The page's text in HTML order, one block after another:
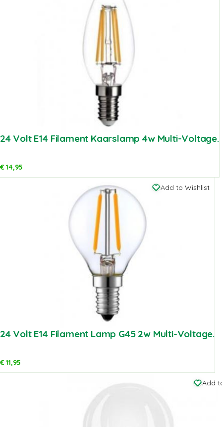
24 Volt E14 Filament Kaarslamp 4w Multi-Voltage.
€14,95
Add to Wishlist
24 Volt E14 Filament Lamp G45 2w Multi-Voltage.
€11,95
Add